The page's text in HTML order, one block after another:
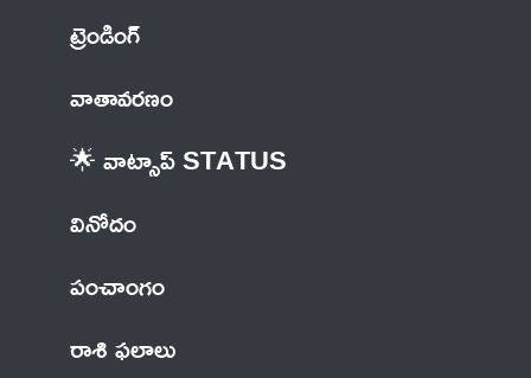
ట్రెండింగ్
వాతావరణం
🌟 వాట్సాప్ STATUS
వినోదం
పంచాంగం
రాశి ఫలాలు